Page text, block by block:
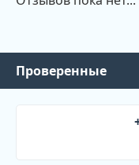
Проверенные